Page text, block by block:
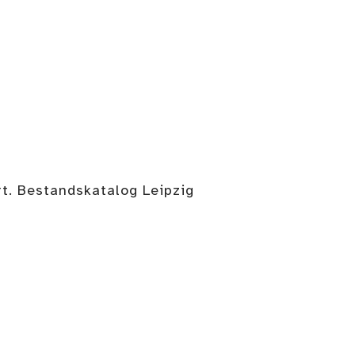
Bestandskatalog Leipzig